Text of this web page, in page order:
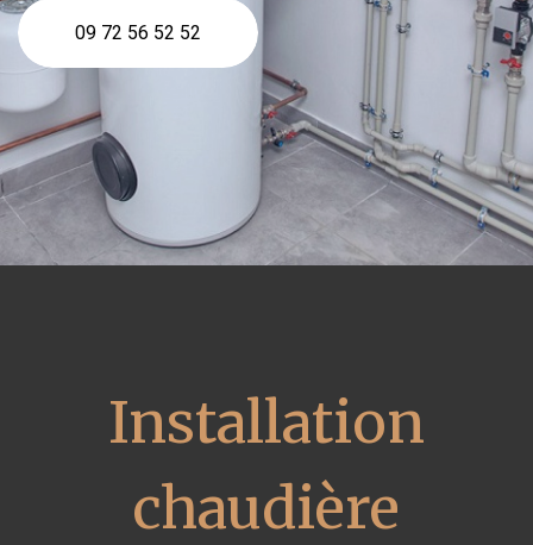
09 72 56 52 52
Installation
chaudière